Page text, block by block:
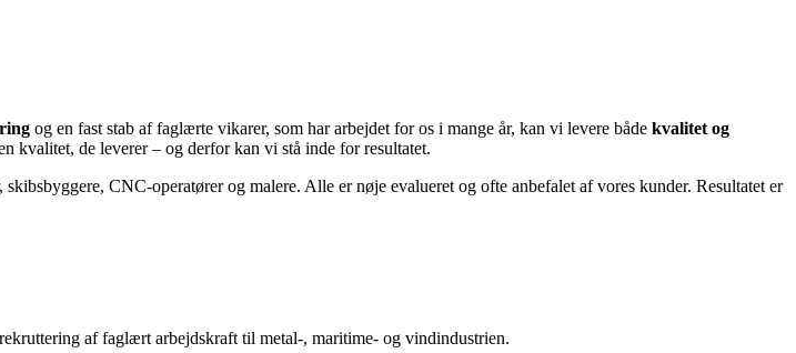
og en fast stab af faglærte vikarer, som har arbejdet for os i mange år, kan vi levere både kvalitet og
kvalitet, de leverer – og derfor kan vi stå inde for resultatet.
skibsbyggere, CNC-operatører og malere. Alle er nøje evalueret og ofte anbefalet af vores kunder. Resultatet er